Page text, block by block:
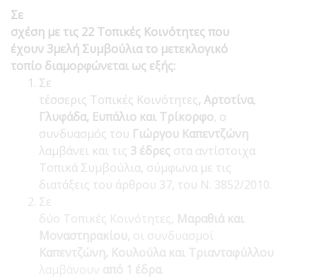
Σε
σχέση με τις 22 Τοπικές Κοινότητες που
έχουν 3μελή Συμβούλια το μετεκλογικό
τοπίο διαμορφώνεται ως εξής:
Σε
τέσσερις Τοπικές Κοινότητες, Αρτοτίνα,
Γλυφάδα, Ευπάλιο και Τρίκορφο, ο
συνδυασμός του Γιώργου Καπεντζώνη
λαμβάνει και τις 3 έδρες στα αντίστοιχα
Τοπικά Συμβούλια, σύμφωνα με τις
διατάξεις του άρθρου 37, του Ν. 3852/2010.
Σε
δύο Τοπικές Κοινότητες, Μαραθιά και
Μοναστηρακίου, οι συνδυασμοί
Καπεντζώνη, Κουλούλα και Τριανταφύλλου
από 1 έδρα